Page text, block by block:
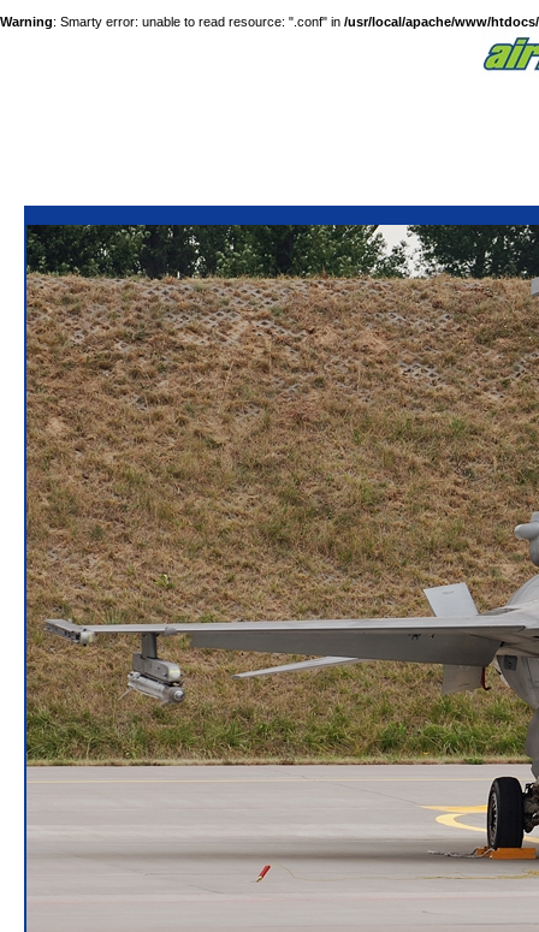
Warning: Smarty error: unable to read resource: ".conf" in /usr/local/apache/www/